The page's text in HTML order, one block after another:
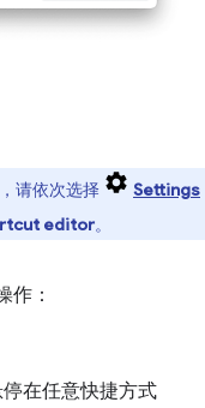
请依次选择
Settings
editor。
作：
在任意快捷方式